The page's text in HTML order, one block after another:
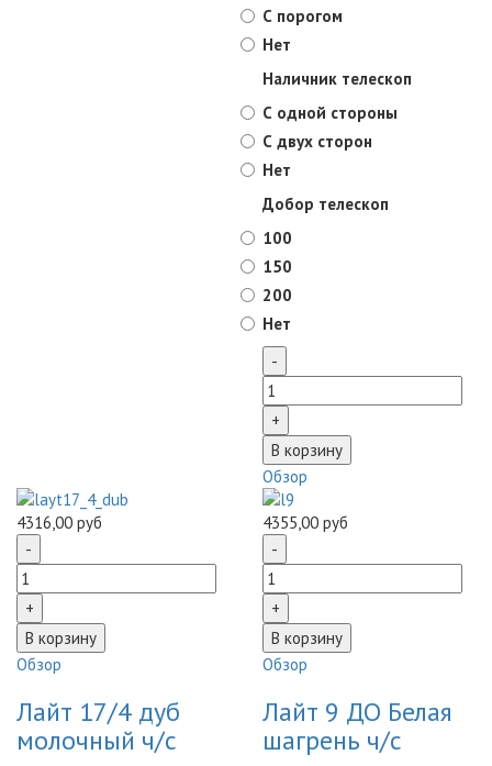
С порогом
Нет
Наличник телескоп
С одной стороны
С двух сторон
Нет
Добор телескоп
100
150
200
Нет
Обзор
4316,00 руб
Обзор
Лайт 17/4 дуб
молочный ч/с
4355,00 руб
Обзор
Лайт 9 ДО Белая
шагрень ч/с